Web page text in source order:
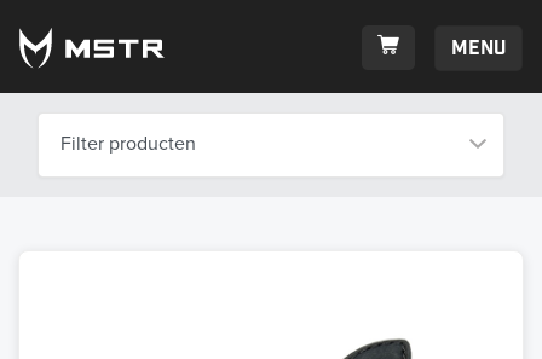
Menu
Filter producten